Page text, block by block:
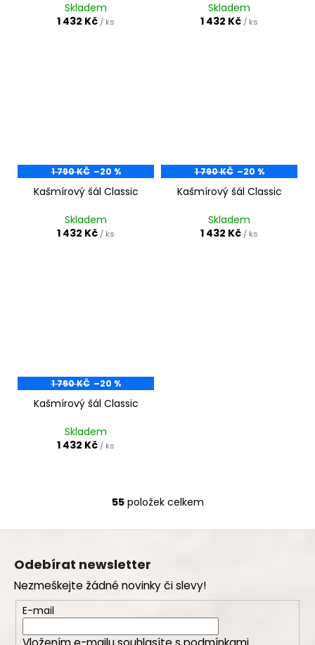
Skladem
1 432 Kč / ks
Skladem
1 432 Kč / ks
1 790 KČ –20 %
Kašmírový šál Classic
Skladem
1 432 Kč / ks
1 790 KČ –20 %
Kašmírový šál Classic
Skladem
1 432 Kč / ks
1 790 KČ –20 %
Kašmírový šál Classic
Skladem
1 432 Kč / ks
O
v
a
c
í
p
55položek celkem
Odebírat newsletter
Nezmeškejte žádné novinky či slevy!
E-mail